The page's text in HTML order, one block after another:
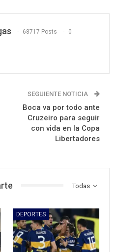
68717 Posts 0
SEGUIENTE NOTICIA
Boca va por todo ante
Cruzeiro para seguir
con vida en la Copa
Libertadores
Todas
DEPORTES